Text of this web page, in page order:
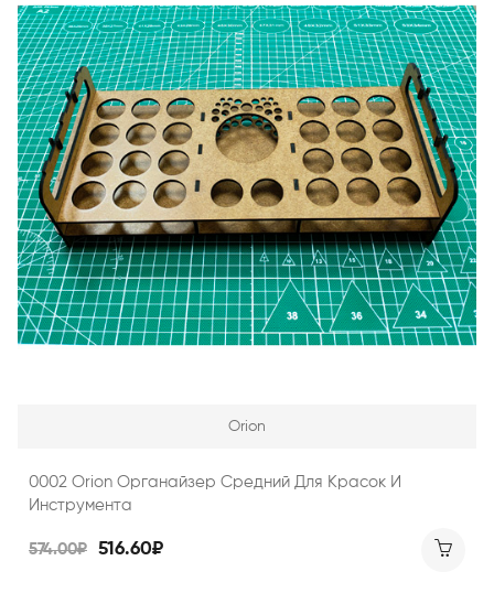
Orion
0002 Orion Органайзер Средний Для Красок И
Инструмента
574.00₽ 516.60₽